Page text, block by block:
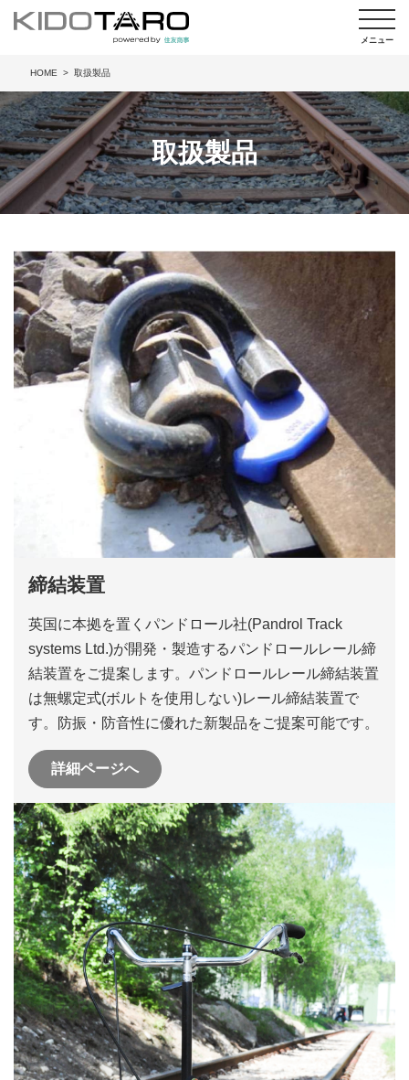
HOME 取扱製品
取扱製品
締結装置
英国に本拠を置くパンドロール社(Pandrol Track
systems Ltd.)が開発・製造するパンドロールレール締
結装置をご提案します。パンドロールレール締結装置
は無螺定式(ボルトを使用しない)レール締結装置で
す。防振・防音性に優れた新製品をご提案可能です。
詳細ページへ